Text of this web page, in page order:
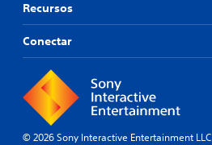
Recursos
Conectar
© 2026 Sony Interactive Entertainment LLC